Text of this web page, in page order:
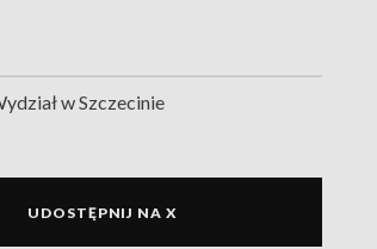
w Szczecinie
UDOSTĘPNIJ NA X